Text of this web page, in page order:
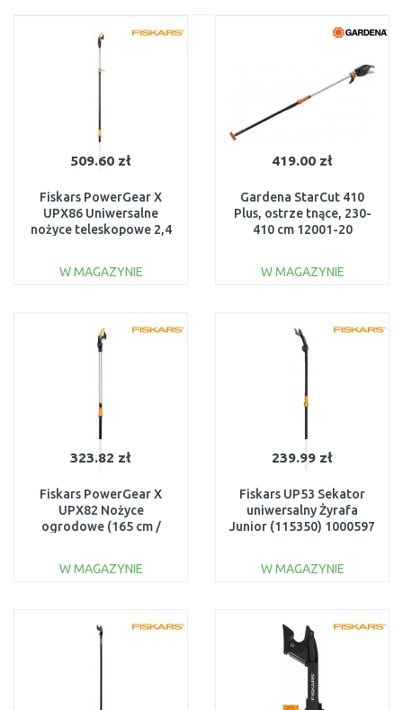
509.60 zł
Fiskars PowerGear X
UPX86 Uniwersalne
nożyce teleskopowe 2,4
W MAGAZYNIE
Do porównania
419.00 zł
Gardena StarCut 410
Plus, ostrze tnące, 230-
410 cm 12001-20
W MAGAZYNIE
Do porównania
323.82 zł
Fiskars PowerGear X
UPX82 Nożyce
ogrodowe (165 cm /
W MAGAZYNIE
Do porównania
239.99 zł
Fiskars UP53 Sekator
uniwersalny Żyrafa
Junior (115350) 1000597
W MAGAZYNIE
Do porównania